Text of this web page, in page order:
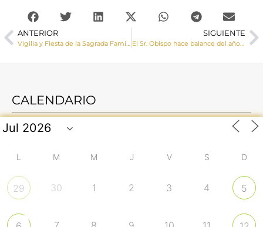
ANTERIOR SIGUIENTE
El Sr. Obispo hace balance del año que termina y desea un ¡Feliz Año Nuevo! a todos los diocesanos
CALENDARIO
L M M J V S D
29 30 1 2 3 4 5